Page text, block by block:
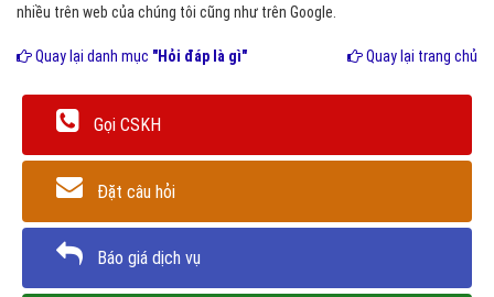
nhiều trên web của chúng tôi cũng như trên Google.
Quay lại danh mục "Hỏi đáp là gì" Quay lại trang chủ
Gọi CSKH
Đặt câu hỏi
Báo giá dịch vụ